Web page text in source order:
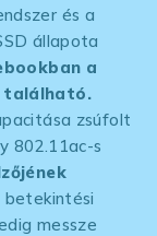
és a
állapota
a
található.
zsúfolt
802.11ac-s
betekintési
messze